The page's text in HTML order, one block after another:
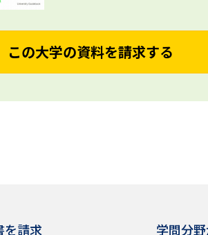
この大学の資料を請求する
を請求 学問分